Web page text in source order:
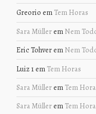
Greorio em Tem Horas
Sara Müllerem Nem
Eric Tohverem Nem
Luiz 1em Tem Horas
Sara Müllerem Tem
Sara Müllerem Tem